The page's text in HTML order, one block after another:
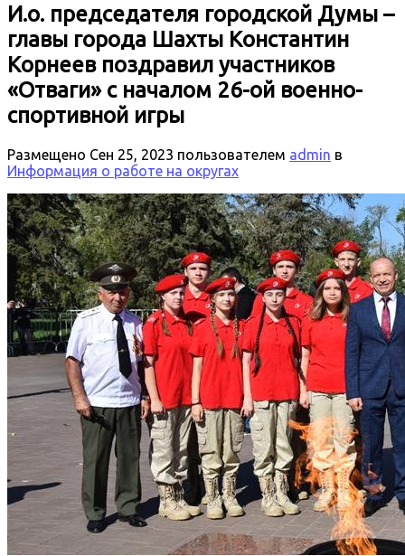
И.о. председателя городской Думы –
главы города Шахты Константин
Корнеев поздравил участников
«Отваги» с началом 26-ой военно-
спортивной игры
Размещено Сен 25, 2023 пользователем admin в
Информация о работе на округах